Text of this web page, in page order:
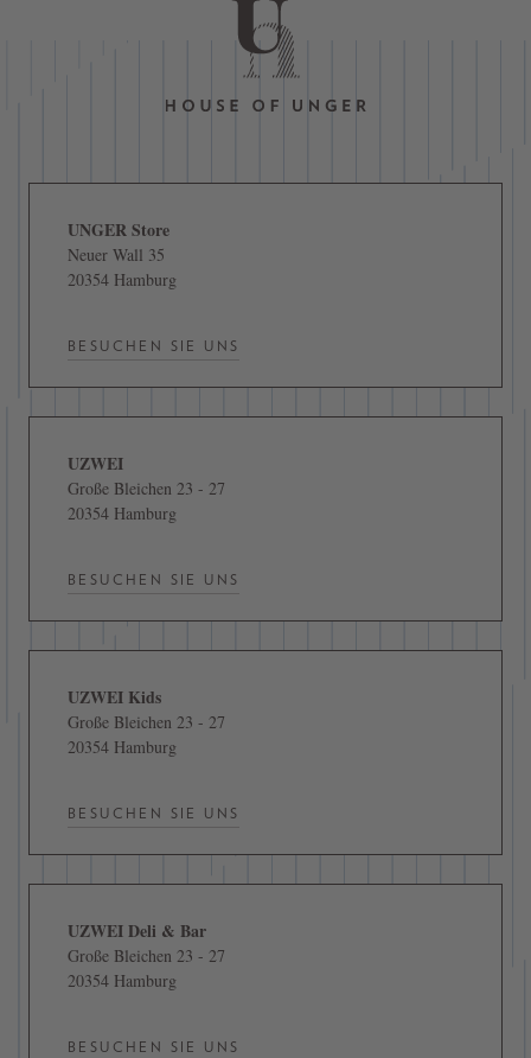
UNGER Store
Neuer Wall 35
20354 Hamburg
BESUCHEN SIE UNS
UZWEI
Große Bleichen 23 - 27
20354 Hamburg
BESUCHEN SIE UNS
UZWEI Kids
Große Bleichen 23 - 27
20354 Hamburg
BESUCHEN SIE UNS
UZWEI Deli & Bar
Große Bleichen 23 - 27
20354 Hamburg
BESUCHEN SIE UNS